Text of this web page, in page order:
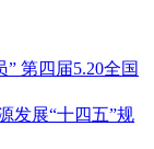
备及工具的提
维护等。具体详
算（或概算）造
第四届5.20全国
发展“十四五”规